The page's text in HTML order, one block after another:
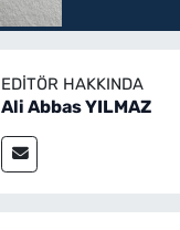
EDITÖR HAKKINDA
Ali Abbas YILMAZ